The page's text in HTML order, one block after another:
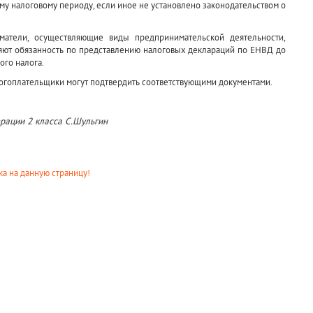
налоговому периоду, если иное не установлено законодательством о
осуществляющие виды предпринимательской деятельности,
обязанность по представлению налоговых деклараций по ЕНВД до
налога.
могут подтвердить соответствующими документами.
2 класса С.Шульгин
на данную страницу!